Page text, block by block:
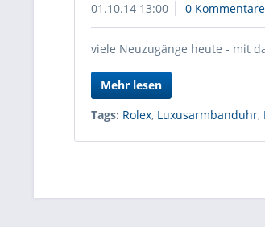
01.10.14 13:00 0 Kommentare
viele Neuzugänge heute - mit
Mehr lesen
Tags: Rolex, Luxusarmbanduhr,